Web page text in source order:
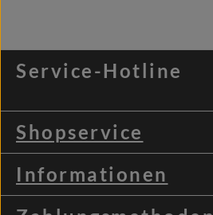
Service-Hotline
Shopservice
Informationen